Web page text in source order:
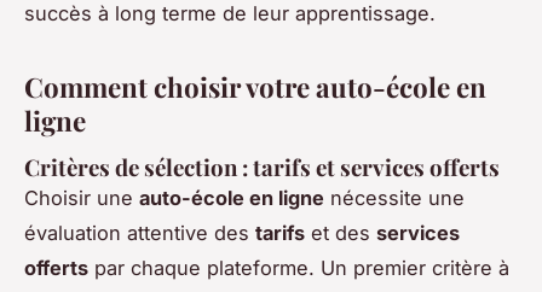
succès à long terme de leur apprentissage.
Comment choisir votre auto-école en
ligne
Critères de sélection : tarifs et services offerts
Choisir une auto-école en ligne nécessite une
évaluation attentive des tarifs et des services
offerts par chaque plateforme. Un premier critère à